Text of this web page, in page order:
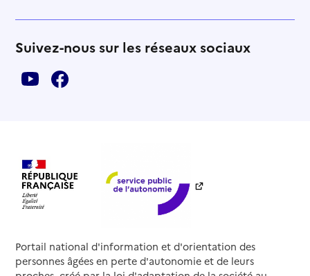
Suivez-nous sur les réseaux sociaux
Portail national d'information et d'orientation des
personnes âgées en perte d'autonomie et de leurs